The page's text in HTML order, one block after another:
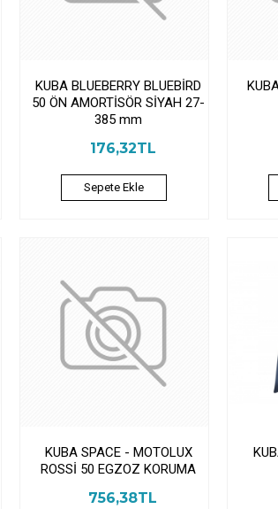
KUBA BLUEBERRY BLUEBİRD
50 ÖN AMORTİSÖR SİYAH 27-
385 mm
176,32TL
Sepete Ekle
KUBA SPACE - MOTOLUX
ROSSİ 50 EGZOZ KORUMA
756,38TL